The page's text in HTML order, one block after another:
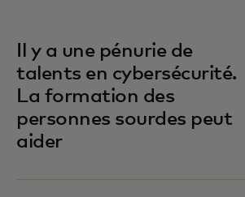
Il y a une pénurie de
talents en cybersécurité.
La formation des
personnes sourdes peut
aider